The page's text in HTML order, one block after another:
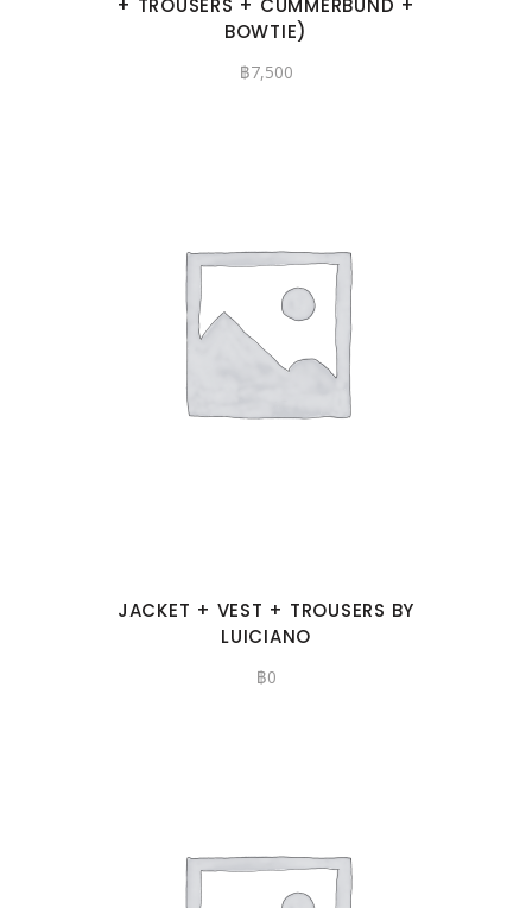
+ TROUSERS + CUMMERBUND +
BOWTIE)
฿7,500
JACKET + VEST + TROUSERS BY
LUICIANO
฿0